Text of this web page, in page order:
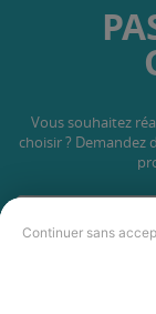
Continuer sans
Vous souhaitez
choisir ? Demandez